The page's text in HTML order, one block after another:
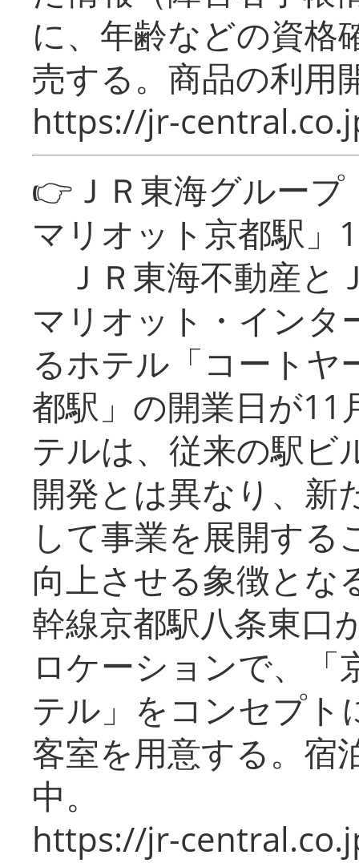
に、年齢などの資格
売する。商品の利用
https://jr-
👉ＪＲ東海グルー
マリオット京都駅」
ＪＲ東海不動産と
マリオット・インタ
るホテル「コートヤ
都駅」の開業日が11
テルは、従来の駅ビ
開発とは異なり、新
して事業を展開する
向上させる象徴とな
幹線京都駅八条東口
ロケーションで、「
テル」をコンセプト
客室を用意する。宿
中。
https://jr-